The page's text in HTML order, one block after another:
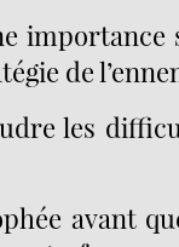
importance
de
les
avant